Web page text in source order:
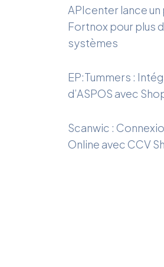
APIcenter lance un
Fortnox pour plus
systèmes
EP:Tummers :
d’ASPOS avec
Scanwic :
Online avec CCV